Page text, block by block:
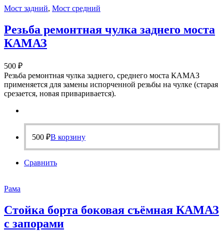
Мост задний, Мост средний
Резьба ремонтная чулка заднего моста
КАМАЗ
500 ₽
Резьба ремонтная чулка заднего, среднего моста КАМАЗ
применяется для замены испорченной резьбы на чулке (старая
срезается, новая приваривается).
500 ₽В корзину
Сравнить
Рама
Стойка борта боковая съёмная КАМАЗ
с запорами